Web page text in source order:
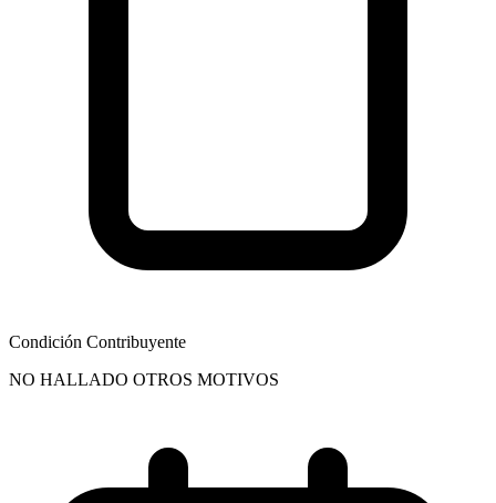
Condición Contribuyente
NO HALLADO OTROS MOTIVOS